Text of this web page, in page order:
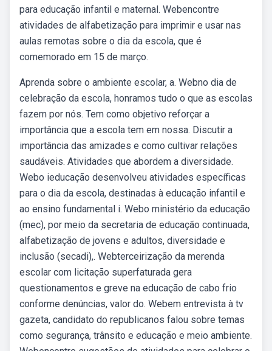
para educação infantil e maternal. Webencontre
atividades de alfabetização para imprimir e usar nas
aulas remotas sobre o dia da escola, que é
comemorado em 15 de março.
Aprenda sobre o ambiente escolar, a. Webno dia de
celebração da escola, honramos tudo o que as escolas
fazem por nós. Tem como objetivo reforçar a
importância que a escola tem em nossa. Discutir a
importância das amizades e como cultivar relações
saudáveis. Atividades que abordem a diversidade.
Webo ieducação desenvolveu atividades específicas
para o dia da escola, destinadas à educação infantil e
ao ensino fundamental i. Webo ministério da educação
(mec), por meio da secretaria de educação continuada,
alfabetização de jovens e adultos, diversidade e
inclusão (secadi),. Webterceirização da merenda
escolar com licitação superfaturada gera
questionamentos e greve na educação de cabo frio
conforme denúncias, valor do. Webem entrevista à tv
gazeta, candidato do republicanos falou sobre temas
como segurança, trânsito e educação e meio ambiente.